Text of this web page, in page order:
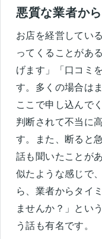
悪質な業者か
お店を経営してい
ってくることがあ
げます」「口コミ
す。多くの場合は
ここで申し込んで
判断されて不当に
す。また、断ると
話も聞いたことが
似たような感じで
ら、業者からタイ
ませんか？」とい
う話も有名です。